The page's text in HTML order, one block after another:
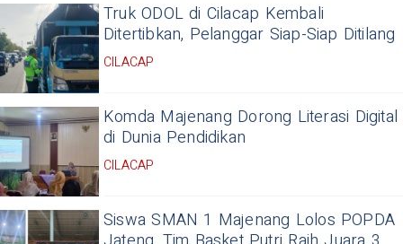
Truk ODOL di Cilacap Kembali
Ditertibkan, Pelanggar Siap-Siap Ditilang
CILACAP
Komda Majenang Dorong Literasi Digital
di Dunia Pendidikan
CILACAP
Siswa SMAN 1 Majenang Lolos POPDA